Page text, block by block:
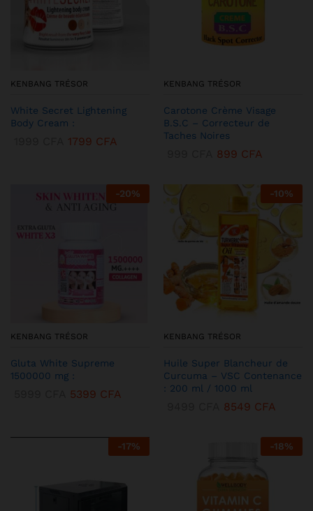
KENBANG TRÉSOR
White Secret Lightening
Body Cream :
1799 CFA
KENBANG TRÉSOR
Carotone Crème Visage
B.S.C – Correcteur de
Taches Noires
899 CFA
-20%
KENBANG TRÉSOR
Gluta White Supreme
1500000 mg :
5399 CFA
-10%
KENBANG TRÉSOR
Huile Super Blancheur de
Curcuma – VSC Contenance
: 200 ml / 1000 ml
8549 CFA
-17% -18%